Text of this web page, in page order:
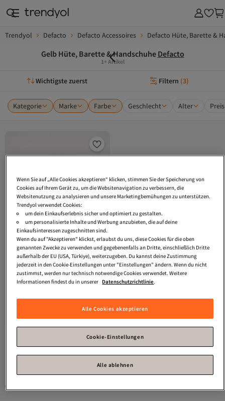
Trendyol Defacto Defacto Accessoires Defacto Hüte, Barette &
Gelb Hüte, Barette & Handschuhe Defacto
1+ Artikel
Wichtigste zuerst Filtern (3)
Kategorie Marke Farbe Geschlecht Alter Preis
Strickmütze für Mädchen
1
Wenn Sie auf „Alle Cookies akzeptieren“ klicken, stimmen Sie der Speicherung von
Cookies auf Ihrem Gerät zu, um die Websitenavigation zu verbessern, die
Websitenutzung zu analysieren und unsere Marketingbemühungen zu unterstützen.
Trendyol verwendet Cookies:
um dein Einkaufserlebnis sicher und optimiert zu gestalten.
um personalisierte Inhalte und Werbung anzubieten, die auf deine
Einkaufsinteressen zugeschnitten sind.
Wenn du auf "Akzeptieren" klickst, erlaubst du uns, diese Cookies für die oben
genannten Zwecke zu verwenden und gegebenenfalls an Dritte, einschließlich Dritte
außerhalb der EU (USA, Türkiye), weiterzugeben. Du kannst deine Zustimmung
jederzeit in den Cookie-Einstellungen unter "Einstellungen" ändern. Wenn du nicht
zustimmst, werden nur technisch notwendige Cookies verwendet. Weitere
Informationen findest du in unserer Datenschutzrichtlinie.
Alle Cookies akzeptieren
Cookie-Einstellungen
Alle ablehnen